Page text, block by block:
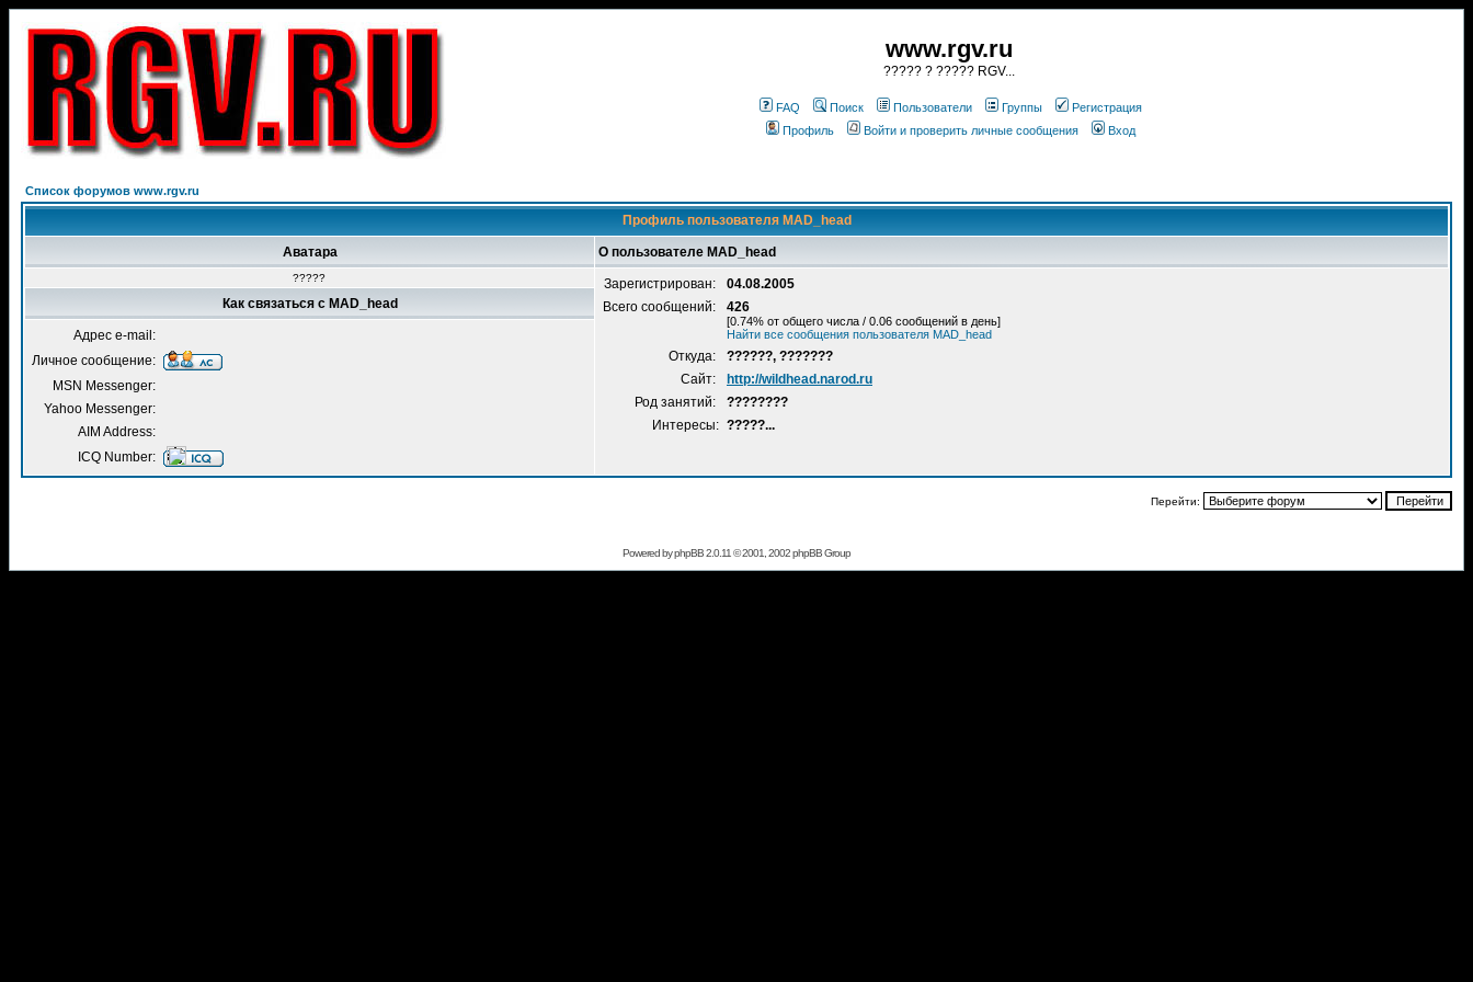
www.rgv.ru
????? ? ????? RGV...
FAQ Поиск Пользователи Группы
Регистрация
Профиль
Войти и проверить личные сообщения Вход
Список форумов www.rgv.ru
Профиль пользователя MAD_head
Аватара О пользователе MAD_head
????? Зарегистрирован:
04.08.2005
Всего сообщений:
426
[0.74% от общего числа / 0.06 сообщений в день]
Найти все сообщения пользователя MAD_head
Откуда:
??????, ???????
Сайт:
http://wildhead.narod.ru
Род занятий:
????????
Интересы: ?????...
Как связаться с MAD_head
Адрес e-mail:
Личное сообщение:
MSN Messenger:
Yahoo Messenger:
AIM Address:
ICQ Number:
Перейти:
Powered byphpBB2.0.11 © 2001, 2002 phpBB Group